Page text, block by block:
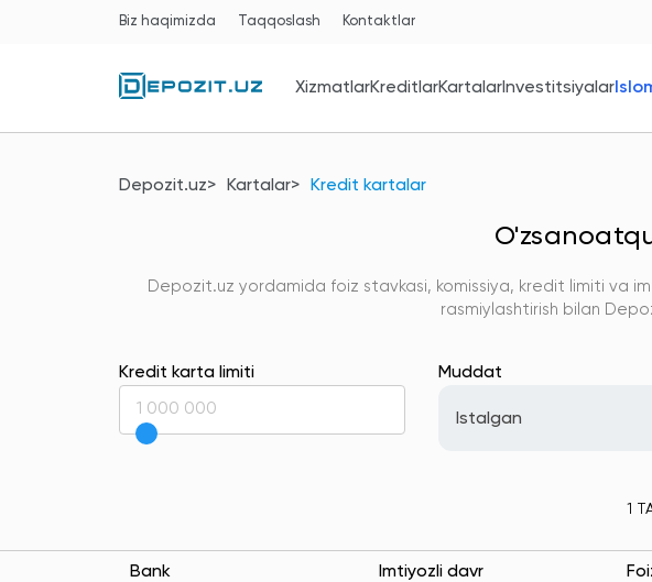
Biz haqimizda Taqqoslash Kontaktlar
XizmatlarKreditlarKartalarInvestitsiyalar
Depozit.uz Kartalar Kredit kartalar
Depozit.uz yordamida foiz stavkasi, komissiya, kredit limiti va
rasmiylashtirish bilan
Kredit karta limiti Muddat
Istalgan
1
Bank Imtiyozli davr